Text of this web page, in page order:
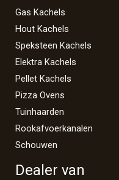
Gas Kachels
Hout Kachels
Speksteen Kachels
Elektra Kachels
Pellet Kachels
Pizza Ovens
Tuinhaarden
Rookafvoerkanalen
Schouwen
Dealer van